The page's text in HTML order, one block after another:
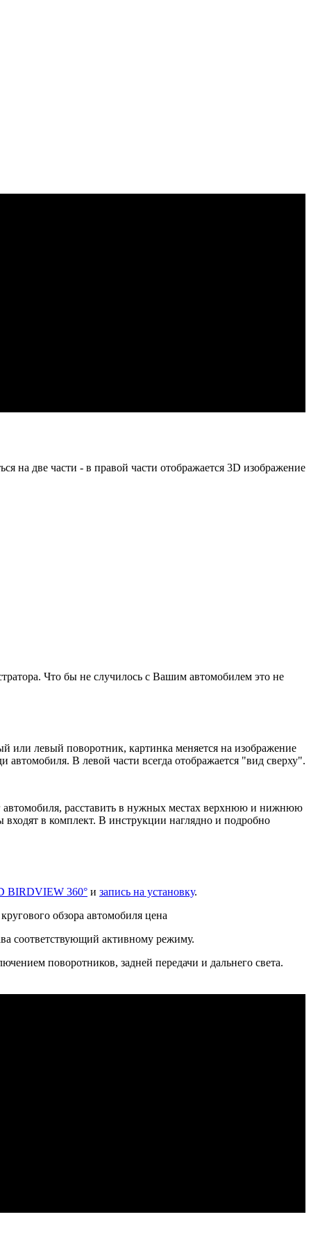
на две части - в правой части отображается 3D изображение
Что бы не случилось с Вашим автомобилем это не
или левый поворотник, картинка меняется на изображение
В левой части всегда отображается "вид сверху".
автомобиля, расставить в нужных местах верхнюю и нижнюю
в комплект. В инструкции наглядно и подробно
BIRDVIEW 360° и запись на установку.
соответствующий активному режиму.
поворотников, задней передачи и дальнего света.